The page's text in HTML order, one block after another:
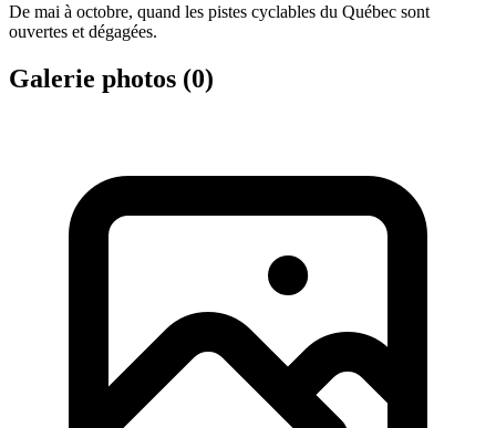
De mai à octobre, quand les pistes cyclables du Québec sont
ouvertes et dégagées.
Galerie photos (0)